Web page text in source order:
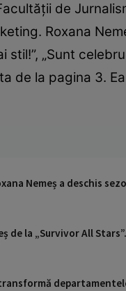
de
Roxana
„Sunt
de la pagina 3.
Nemeș a deschis
de la „Survivor All